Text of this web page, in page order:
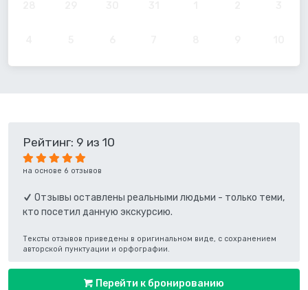
Рейтинг: 9 из 10
на основе 6 отзывов
Отзывы оставлены реальными людьми - только теми,
кто посетил данную экскурсию.
Тексты отзывов приведены в оригинальном виде, с сохранением
авторской пунктуации и орфографии.
Перейти к бронированию